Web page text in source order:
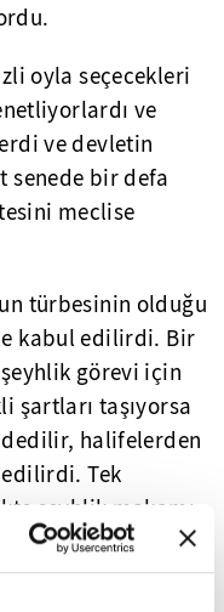
oyla seçecekleri
ve
ve devletin
senede bir defa
meclise
türbesinin olduğu
kabul edilirdi. Bir
görevi için
şartları taşıyorsa
halifelerden
Tek
şeyhlik makamı
teklifi ile